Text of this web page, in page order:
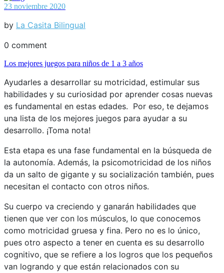
23 noviembre 2020
by La Casita Bilingual
0 comment
Los mejores juegos para niños de 1 a 3 años
Ayudarles a desarrollar su motricidad, estimular sus
habilidades y su curiosidad por aprender cosas nuevas
es fundamental en estas edades. Por eso, te dejamos
una lista de los mejores juegos para ayudar a su
desarrollo. ¡Toma nota!
Esta etapa es una fase fundamental en la búsqueda de
la autonomía. Además, la psicomotricidad de los niños
da un salto de gigante y su socialización también, pues
necesitan el contacto con otros niños.
Su cuerpo va creciendo y ganarán habilidades que
tienen que ver con los músculos, lo que conocemos
como motricidad gruesa y fina. Pero no es lo único,
pues otro aspecto a tener en cuenta es su desarrollo
cognitivo, que se refiere a los logros que los pequeños
van logrando y que están relacionados con su